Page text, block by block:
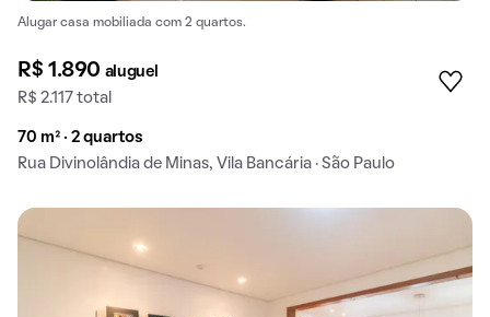
Alugar casa mobiliada com 2 quartos.
R$ 1.890 aluguel
R$ 2.117 total
70 m² · 2 quartos
Rua Divinolândia de Minas, Vila Bancária · São Paulo